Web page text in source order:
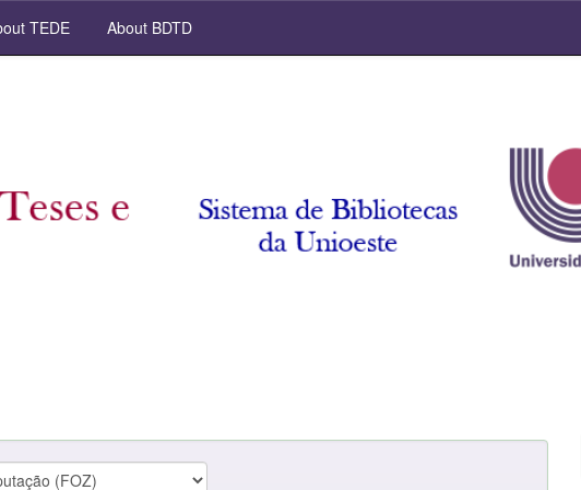
TEDE About BDTD